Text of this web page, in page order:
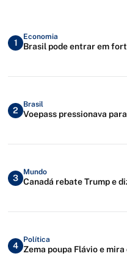
1
Economia
Brasil pode entrar em
2
Brasil
Voepass pressionava
3
Mundo
Canadá rebate Trump e
4
Política
Zema poupa Flávio e